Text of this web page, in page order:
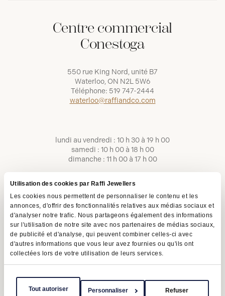
Utilisation des cookies par Raffi Jewellers
Les cookies nous permettent de personnaliser le contenu et les
annonces, d'offrir des fonctionnalités relatives aux médias sociaux et
d'analyser notre trafic. Nous partageons également des informations
sur l'utilisation de notre site avec nos partenaires de médias sociaux,
de publicité et d'analyse, qui peuvent combiner celles-ci avec
d'autres informations que vous leur avez fournies ou qu'ils ont
collectées lors de votre utilisation de leurs services.
Tout autoriser Personnaliser Refuser
Centre commercial
Conestoga
550 rue King Nord, unité B7
Waterloo, ON N2L 5W6
Téléphone: 519 747-2444
waterloo@raffiandco.com
lundi au vendredi : 10 h 30 à 19 h 00
samedi : 10 h 00 à 18 h 00
dimanche : 11 h 00 à 17 h 00
Conditions d'utilisation Politique de confidentialité
LAPHO
Copyright © 2026 | Raffi Jewellers Inc., tous droits réservés.